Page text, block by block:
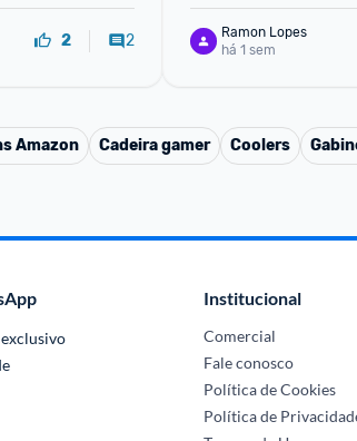
2 2
Ramon Lopes
há 1 sem
Amazon Cadeira gamer Coolers
Institucional
Comercial
Fale conosco
Política de Cookies
Política de